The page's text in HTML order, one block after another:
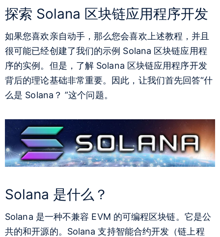
探索 Solana 区块链应用程序开发
如果您喜欢亲自动手，那么您会喜欢上述教程，并且
很可能已经创建了我们的示例 Solana 区块链应用程
序的实例。但是，了解 Solana 区块链应用程序开发
背后的理论基础非常重要。因此，让我们首先回答“什
么是 Solana？ ”这个问题。
Solana 是什么？
Solana 是一种不兼容 EVM 的可编程区块链。它是公
共的和开源的。Solana 支持智能合约开发（链上程